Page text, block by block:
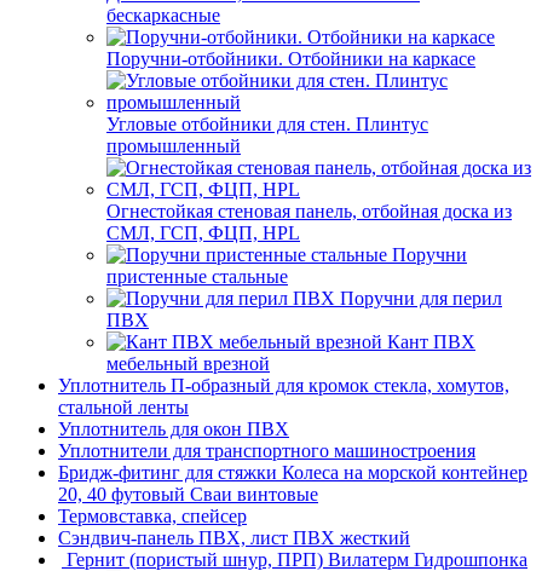
бескаркасные
Поручни-отбойники. Отбойники на каркасе
Угловые отбойники для стен. Плинтус
промышленный
Огнестойкая стеновая панель, отбойная доска из
СМЛ, ГСП, ФЦП, HPL
Поручни
пристенные стальные
Поручни для перил
ПВХ
Кант ПВХ
мебельный врезной
Уплотнитель П-образный для кромок стекла, хомутов,
стальной ленты
Уплотнитель для окон ПВХ
Уплотнители для транспортного машиностроения
Бридж-фитинг для стяжки Колеса на морской контейнер
20, 40 футовый Сваи винтовые
Термовставка, спейсер
Сэндвич-панель ПВХ, лист ПВХ жесткий
Гернит (пористый шнур, ПРП) Вилатерм Гидрошпонка